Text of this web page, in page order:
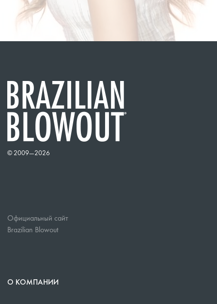
© 2009—2026
Официальный сайт
Brazilian Blowout
О КОМПАНИИ